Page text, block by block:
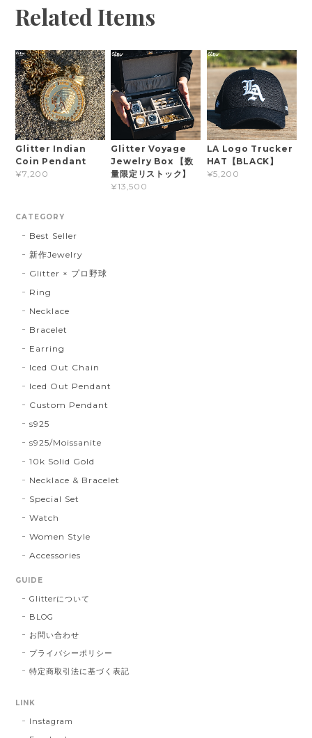
Related Items
Glitter Indian
Coin Pendant
¥7,200
Glitter Voyage
Jewelry Box 【数
量限定リストック】
¥13,500
LA Logo Trucker
HAT【BLACK】
¥5,200
CATEGORY
Best Seller
新作Jewelry
Glitter × プロ野球
Ring
Necklace
Bracelet
Earring
Iced Out Chain
Iced Out Pendant
Custom Pendant
s925
s925/Moissanite
10k Solid Gold
Necklace & Bracelet
Special Set
Watch
Women Style
Accessories
GUIDE
Glitterについて
BLOG
お問い合わせ
プライバシーポリシー
特定商取引法に基づく表記
LINK
Instagram